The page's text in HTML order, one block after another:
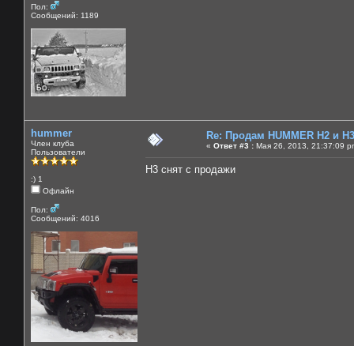
Пол:
Сообщений: 1189
hummer
Член клуба
Пользователи
:) 1
Офлайн
Пол:
Сообщений: 4016
Re: Продам HUMMER H2 и H3
« Ответ #3 : Мая 26, 2013, 21:37:09
H3 снят с продажи